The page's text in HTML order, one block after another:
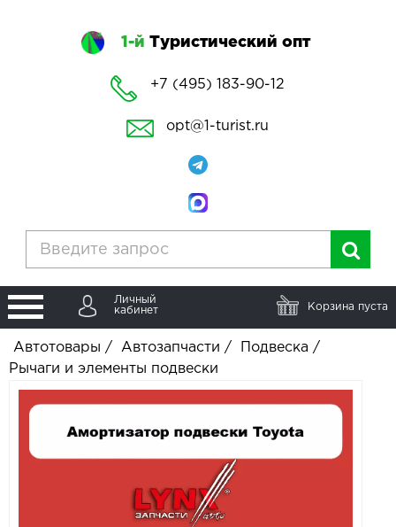
1-й Туристический опт
+7 (495) 183-90-12
opt@1-turist.ru
Личный
кабинет
Корзина пуста
Автотовары / Автозапчасти / Подвеска /
Рычаги и элементы подвески